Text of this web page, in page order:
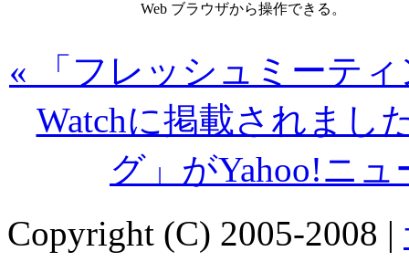
Web ブラウザから操作できる。
« 「フレッシュミーテ
Watchに掲載されまし
グ」がYahoo!ニ
Copyright (C) 2005-2008 |